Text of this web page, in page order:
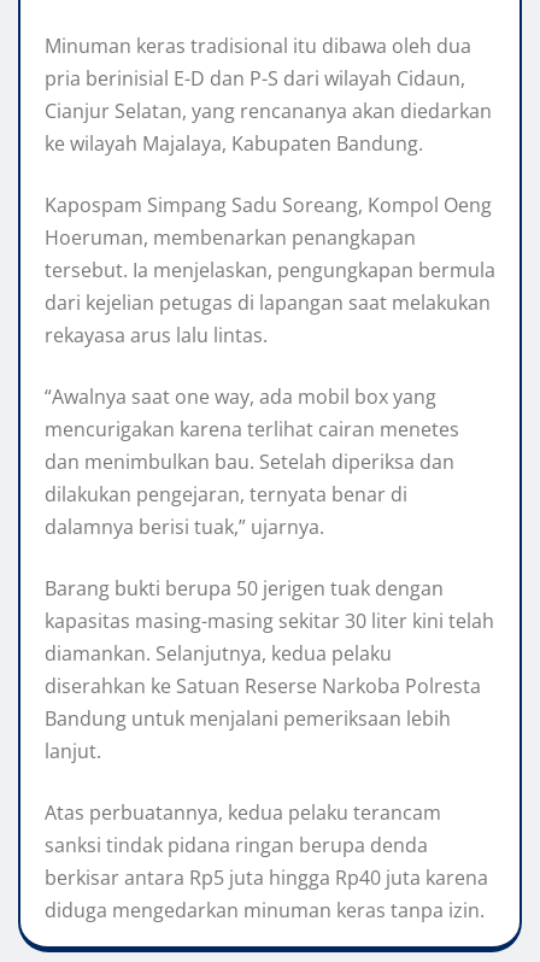
Minuman keras tradisional itu dibawa oleh dua
pria berinisial E-D dan P-S dari wilayah Cidaun,
Cianjur Selatan, yang rencananya akan diedarkan
ke wilayah Majalaya, Kabupaten Bandung.
Kapospam Simpang Sadu Soreang, Kompol Oeng
Hoeruman, membenarkan penangkapan
tersebut. Ia menjelaskan, pengungkapan bermula
dari kejelian petugas di lapangan saat melakukan
rekayasa arus lalu lintas.
“Awalnya saat one way, ada mobil box yang
mencurigakan karena terlihat cairan menetes
dan menimbulkan bau. Setelah diperiksa dan
dilakukan pengejaran, ternyata benar di
dalamnya berisi tuak,” ujarnya.
Barang bukti berupa 50 jerigen tuak dengan
kapasitas masing-masing sekitar 30 liter kini telah
diamankan. Selanjutnya, kedua pelaku
diserahkan ke Satuan Reserse Narkoba Polresta
Bandung untuk menjalani pemeriksaan lebih
lanjut.
Atas perbuatannya, kedua pelaku terancam
sanksi tindak pidana ringan berupa denda
berkisar antara Rp5 juta hingga Rp40 juta karena
diduga mengedarkan minuman keras tanpa izin.